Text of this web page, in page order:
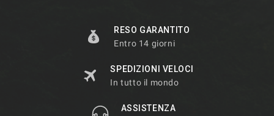
RESO GARANTITO
Entro 14 giorni
SPEDIZIONI VELOCI
In tutto il mondo
ASSISTENZA